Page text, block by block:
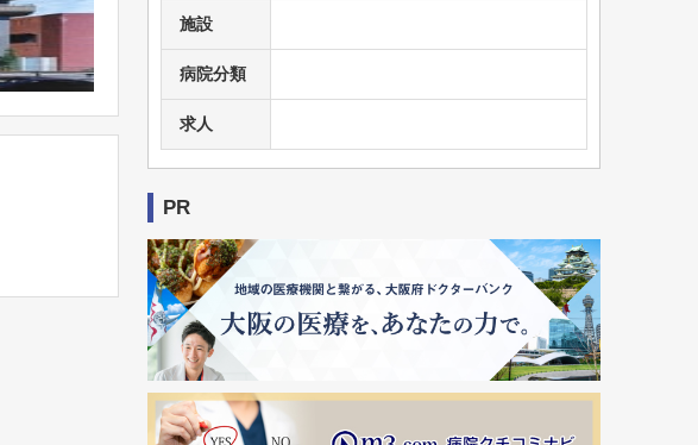
施設
病院分類
求人
PR